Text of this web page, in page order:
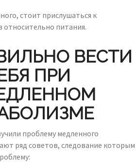
стоит прислушаться к
относительно питания.
ВЕСТИ
ПРИ
проблему медленного
ряд советов, следование которым